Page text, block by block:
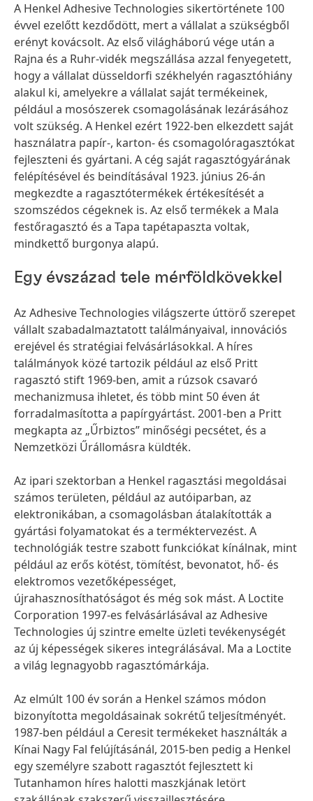
A Henkel Adhesive Technologies sikertörténete 100
évvel ezelőtt kezdődött, mert a vállalat a szükségből
erényt kovácsolt. Az első világháború vége után a
Rajna és a Ruhr-vidék megszállása azzal fenyegetett,
hogy a vállalat düsseldorfi székhelyén ragasztóhiány
alakul ki, amelyekre a vállalat saját termékeinek,
például a mosószerek csomagolásának lezárásához
volt szükség. A Henkel ezért 1922-ben elkezdett saját
használatra papír-, karton- és csomagolóragasztókat
fejleszteni és gyártani. A cég saját ragasztógyárának
felépítésével és beindításával 1923. június 26-án
megkezdte a ragasztótermékek értékesítését a
szomszédos cégeknek is. Az első termékek a Mala
festőragasztó és a Tapa tapétapaszta voltak,
mindkettő burgonya alapú.
Egy évszázad tele mérföldkövekkel
Az Adhesive Technologies világszerte úttörő szerepet
vállalt szabadalmaztatott találmányaival, innovációs
erejével és stratégiai felvásárlásokkal. A híres
találmányok közé tartozik például az első Pritt
ragasztó stift 1969-ben, amit a rúzsok csavaró
mechanizmusa ihletet, és több mint 50 éven át
forradalmasította a papírgyártást. 2001-ben a Pritt
megkapta az „Űrbiztos” minőségi pecsétet, és a
Nemzetközi Űrállomásra küldték.
Az ipari szektorban a Henkel ragasztási megoldásai
számos területen, például az autóiparban, az
elektronikában, a csomagolásban átalakították a
gyártási folyamatokat és a terméktervezést. A
technológiák testre szabott funkciókat kínálnak, mint
például az erős kötést, tömítést, bevonatot, hő- és
elektromos vezetőképességet,
újrahasznosíthatóságot és még sok mást. A Loctite
Corporation 1997-es felvásárlásával az Adhesive
Technologies új szintre emelte üzleti tevékenységét
az új képességek sikeres integrálásával. Ma a Loctite
a világ legnagyobb ragasztómárkája.
Az elmúlt 100 év során a Henkel számos módon
bizonyította megoldásainak sokrétű teljesítményét.
1987-ben például a Ceresit termékeket használták a
Kínai Nagy Fal felújításánál, 2015-ben pedig a Henkel
egy személyre szabott ragasztót fejlesztett ki
Tutanhamon híres halotti maszkjának letört